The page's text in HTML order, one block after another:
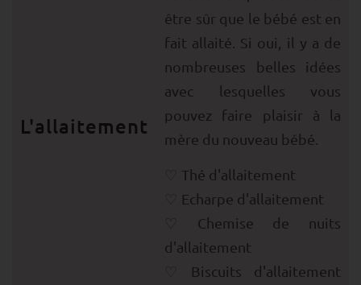
L'allaitement
être sûr que le bébé est en
fait allaité. Si oui, il y a de
nombreuses belles idées
avec lesquelles vous
pouvez faire plaisir à la
mère du nouveau bébé.
Thé d'allaitement
Echarpe d'allaitement
Chemise de nuits
d'allaitement
Biscuits d'allaitement